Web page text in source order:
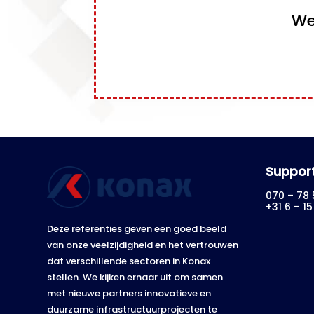
Deze referenties geven een goed beeld
van onze veelzijdigheid en het vertrouwen
dat verschillende sectoren in Konax
stellen. We kijken ernaar uit om samen
met nieuwe partners innovatieve en
duurzame infrastructuurprojecten te
070 – 78
+31 6 –